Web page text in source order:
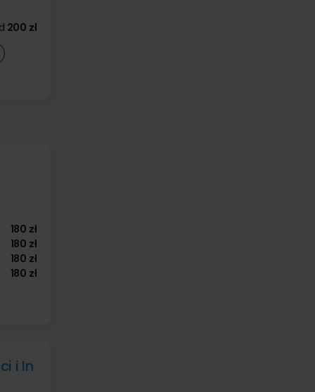
200 zł
180 zł
180 zł
180 zł
180 zł
i In